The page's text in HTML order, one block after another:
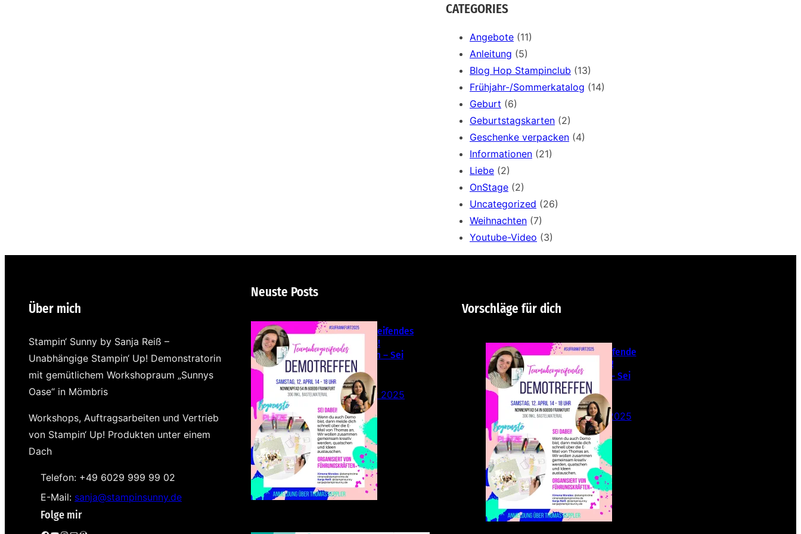
a
r
CATEGORIES
Angebote (11)
Anleitung (5)
Blog Hop Stampinclub (13)
Frühjahr-/Sommerkatalog (14)
Geburt (6)
Geburtstagskarten (2)
Geschenke verpacken (4)
Informationen (21)
Liebe (2)
OnStage (2)
Uncategorized (26)
Weihnachten (7)
Youtube-Video (3)
Über mich
Stampin‘ Sunny by Sanja Reiß –
Unabhängige Stampin‘ Up! Demonstratorin
mit gemütlichem Workshopraum „Sunnys
Oase“ in Mömbris
Workshops, Auftragsarbeiten und Vertrieb
von Stampin‘ Up! Produkten unter einem
Dach
Telefon: +49 6029 999 99 02
E-Mail: sanja@stampinsunny.de
Folge mir
Neuste Posts
Teamübergreifendes
Stampin‘ Up!
Demotreffen – Sei
dabei!
26. Februar 2025
Vorschläge für dich
Teamübergreifende
s Stampin‘ Up!
Demotreffen – Sei
dabei!
26. Februar 2025